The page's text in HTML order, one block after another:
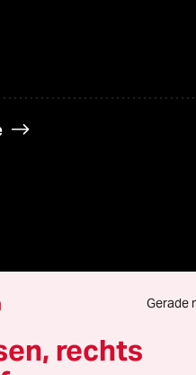
Gerade
rechts